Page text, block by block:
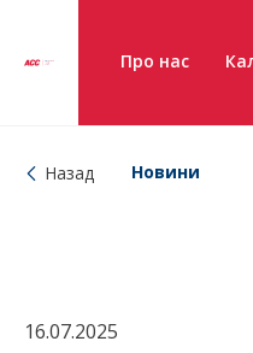
Про нас
Назад Новини
16.07.2025